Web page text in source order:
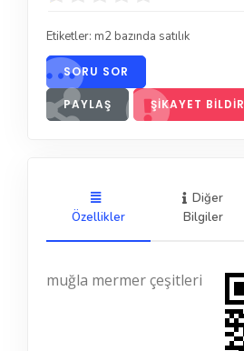
Etiketler: m2 bazında satılık
SORU SOR
PAYLAŞ ŞIKAYET BILDIR
Özellikler
Diğer
Bilgiler
muğla mermer çeşitleri